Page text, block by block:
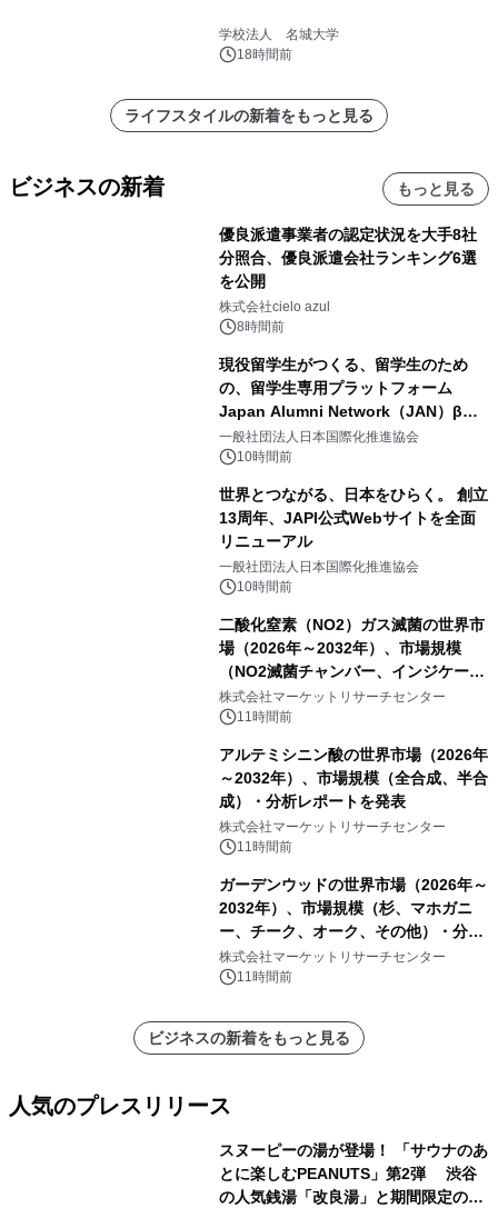
学校法人 名城大学
18時間前
ライフスタイルの新着をもっと見る
ビジネスの新着 もっと見る
優良派遣事業者の認定状況を大手8社
分照合、優良派遣会社ランキング6選
を公開
株式会社cielo azul
8時間前
現役留学生がつくる、留学生のため
の、留学生専用プラットフォーム
Japan Alumni Network（JAN）β版
をリリース
一般社団法人日本国際化推進協会
10時間前
世界とつながる、日本をひらく。 創立
13周年、JAPI公式Webサイトを全面
リニューアル
一般社団法人日本国際化推進協会
10時間前
二酸化窒素（NO2）ガス滅菌の世界市
場（2026年～2032年）、市場規模
（NO2滅菌チャンバー、インジケータ
ーおよびモニタリングシステム、その
他）・分析レポートを発表
株式会社マーケットリサーチセンター
11時間前
アルテミシニン酸の世界市場（2026年
～2032年）、市場規模（全合成、半合
成）・分析レポートを発表
株式会社マーケットリサーチセンター
11時間前
ガーデンウッドの世界市場（2026年～
2032年）、市場規模（杉、マホガニ
ー、チーク、オーク、その他）・分析
レポートを発表
株式会社マーケットリサーチセンター
11時間前
ビジネスの新着をもっと見る
人気のプレスリリース
スヌーピーの湯が登場！ 「サウナのあ
とに楽しむPEANUTS」第2弾 渋谷
の人気銭湯「改良湯」と期間限定のコ